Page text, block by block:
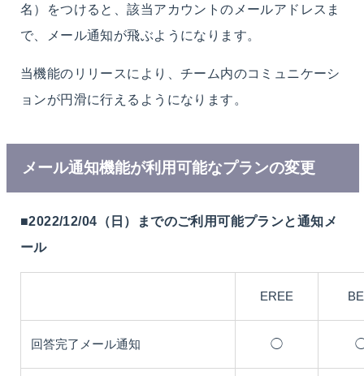
名）をつけると、該当アカウントのメールアドレスま
で、メール通知が飛ぶようになります。
当機能のリリースにより、チーム内のコミュニケーシ
ョンが円滑に行えるようになります。
メール通知機能が利用可能なプランの変更
■2022/12/04（日）までのご利用可能プランと通知メ
ール
EREE
回答完了メール通知 ◯